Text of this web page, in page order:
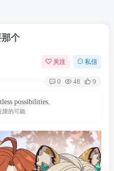
个
关注 私信
0 48 9
possibilities.
限的可能